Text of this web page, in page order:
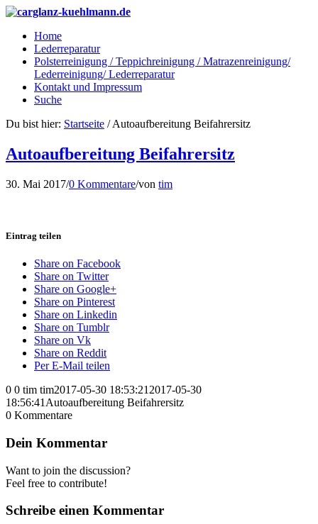
Home
Lederreparatur
Polsterreinigung / Teppichreinigung / Matrazenreinigung/
Lederreinigung/ Lederreparatur
Kontakt und Impressum
Suche
Du bist hier: Startseite / Autoaufbereitung Beifahrersitz
Autoaufbereitung Beifahrersitz
30. Mai 2017/0 Kommentare/von tim
Eintrag teilen
Share on Facebook
Share on Twitter
Share on Google+
Share on Pinterest
Share on Linkedin
Share on Tumblr
Share on Vk
Share on Reddit
Per E-Mail teilen
0 0 tim tim2017-05-30 18:53:21 2017-05-30
18:56:41 Autoaufbereitung Beifahrersitz
0 Kommentare
Dein Kommentar
Want to join the discussion?
Feel free to contribute!
Schreibe einen Kommentar